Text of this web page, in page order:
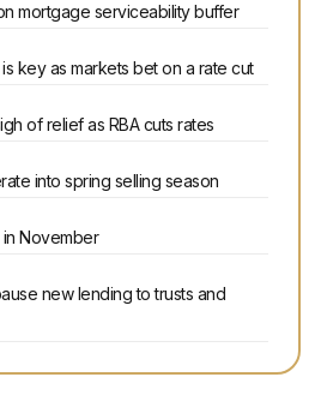
mortgage serviceability buffer
key as markets bet on a rate cut
of relief as RBA cuts rates
into spring selling season
November
new lending to trusts and